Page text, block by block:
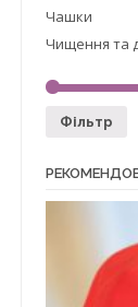
Чашки
Чищення та
Фільтр